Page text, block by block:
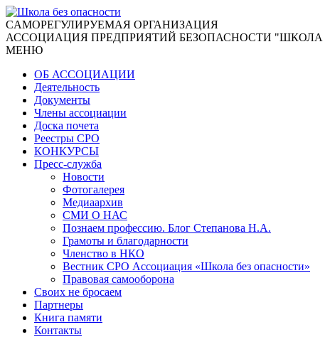
CАМОРЕГУЛИРУЕМАЯ ОРГАНИЗАЦИЯ
АССОЦИАЦИЯ ПРЕДПРИЯТИЙ БЕЗОПАСНОСТИ "ШКОЛА
МЕНЮ
ОБ АССОЦИАЦИИ
Деятельность
Документы
Члены ассоциации
Доска почета
Реестры СРО
КОНКУРСЫ
Пресс-служба
Новости
Фотогалерея
Медиаархив
СМИ О НАС
Познаем профессию. Блог Степанова Н.А.
Грамоты и благодарности
Членство в НКО
Вестник СРО Ассоциация «Школа без опасности»
Правовая самооборона
Своих не бросаем
Партнеры
Книга памяти
Контакты